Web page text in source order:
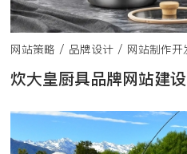
网站策略 / 品牌设计 / 网站制作
炊大皇厨具品牌网站建设